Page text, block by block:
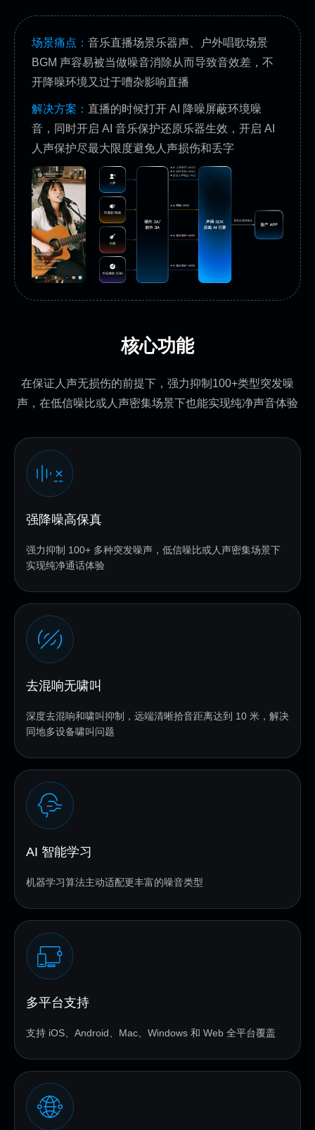
场景痛点： 音乐直播场景乐器声、户外唱歌场景
BGM 声容易被当做噪音消除从而导致音效差，不
开降噪环境又过于嘈杂影响直播
解决方案： 直播的时候打开 AI 降噪屏蔽环境噪
音，同时开启 AI 音乐保护还原乐器生效，开启 AI
人声保护尽最大限度避免人声损伤和丢字
核心功能
在保证人声无损伤的前提下，强力抑制100+类型突发噪
声，在低信噪比或人声密集场景下也能实现纯净声音体验
强降噪高保真
强力抑制 100+ 多种突发噪声，低信噪比或人声密集场景下
实现纯净通话体验
去混响无啸叫
深度去混响和啸叫抑制，远端清晰拾音距离达到 10 米，解决
同地多设备啸叫问题
AI 智能学习
机器学习算法主动适配更丰富的噪音类型
多平台支持
支持 iOS、Android、Mac、Windows 和 Web 全平台覆盖